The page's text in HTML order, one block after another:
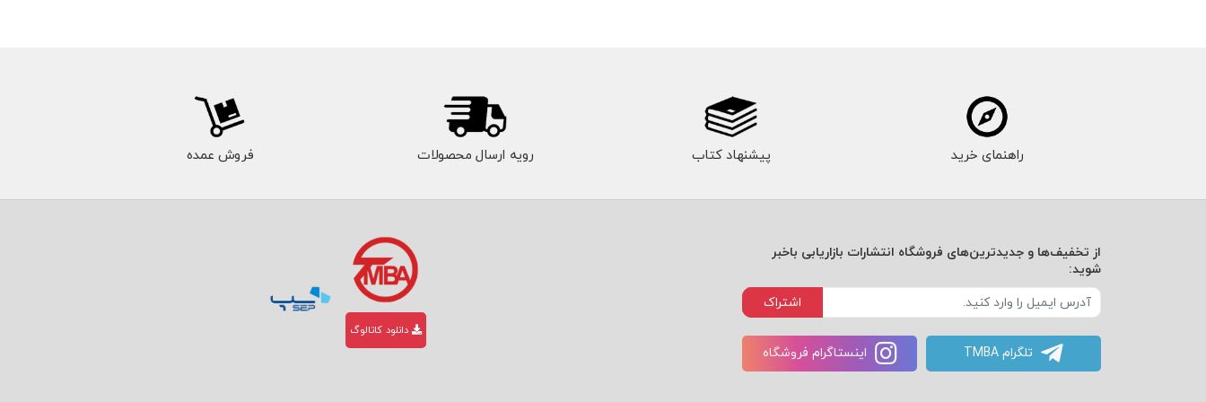
راهنمای خرید پیشنهاد کتاب رویه ارسال محصولات فروش عمده
از تخفیف‌ها و جدیدترین‌های فروشگاه انتشارات بازاریابی باخبر
شوید:
اشتراک
تلگرام TMBA اینستاگرام فروشگاه
دانلود کاتالوگ